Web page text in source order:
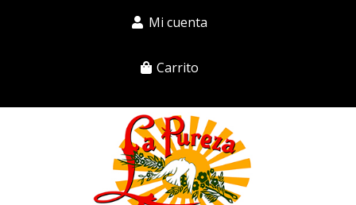
Mi cuenta
Carrito